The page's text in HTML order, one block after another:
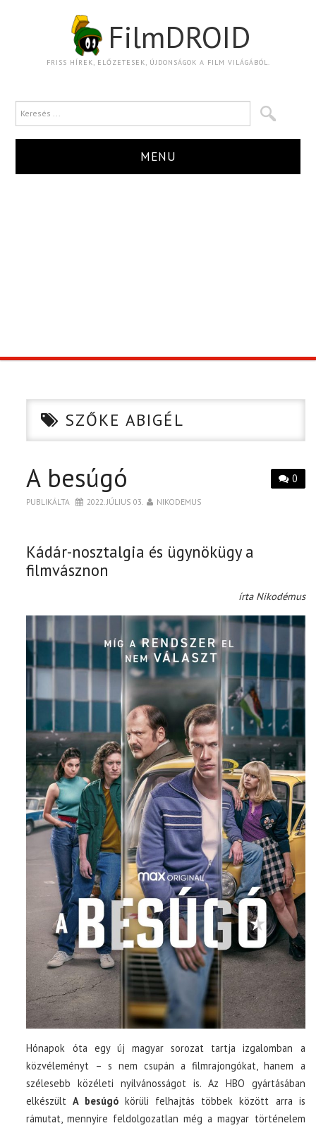
FilmDROID
FRISS HÍREK, ELŐZETESEK, ÚJDONSÁGOK A FILM VILÁGÁBÓL.
MENU
CIKK
PÓLÓ RENDELÉS
SZŐKE ABIGÉL
0
A besúgó
PUBLIKÁLTA 2022. JÚLIUS 03. NIKODEMUS
Kádár-nosztalgia és ügynökügy a
filmvásznon
írta Nikodémus
Hónapok óta egy új magyar sorozat tartja izgalomban a
közvéleményt – s nem csupán a filmrajongókat, hanem a
szélesebb közéleti nyilvánosságot is. Az HBO gyártásában
elkészültA besúgó körüli felhajtás többek között arra is
rámutat, mennyire feldolgozatlan még a magyar történelem